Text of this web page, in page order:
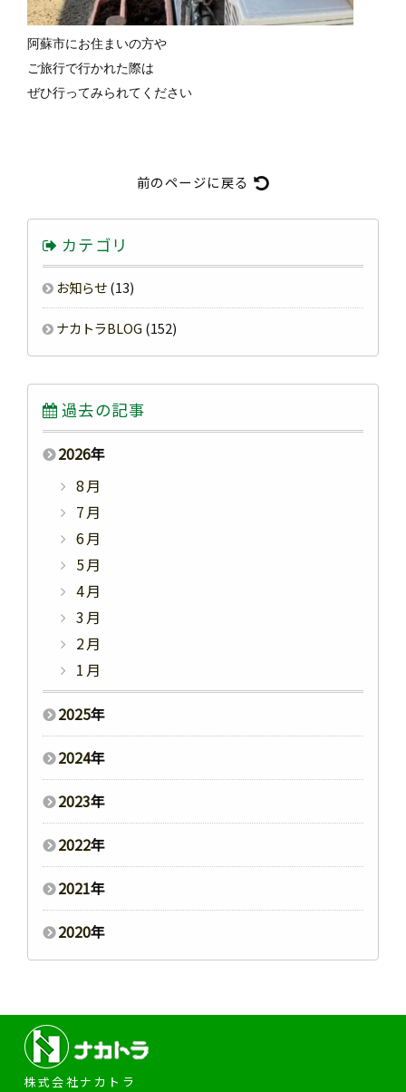
阿蘇市にお住まいの方や
ご旅行で行かれた際は
ぜひ行ってみられてください
前のページに戻る
カテゴリ
お知らせ(13)
ナカトラBLOG (152)
過去の記事
2026年
8月
7月
6月
5月
4月
3月
2月
1月
2025年
2024年
2023年
2022年
2021年
2020年
株式会社ナカトラ